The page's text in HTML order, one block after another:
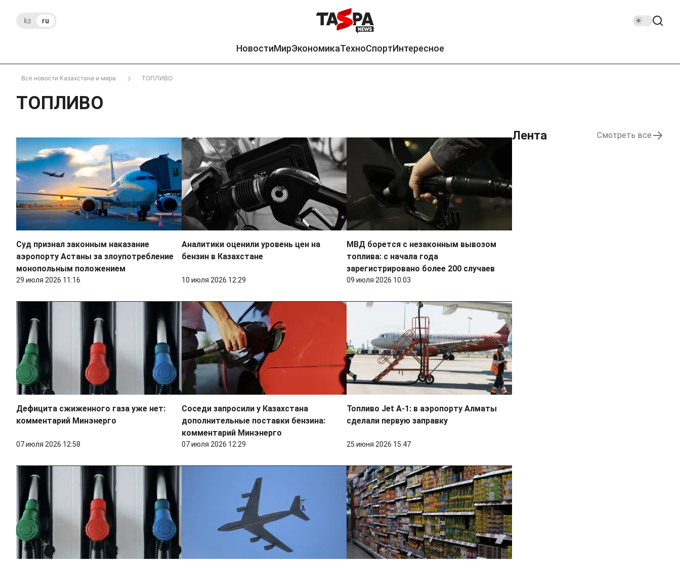
kz ru
НовостиМирЭкономикаТехноСпортИнтересное
Все новости Казахстана и мира ТОПЛИВО
ТОПЛИВО
Суд признал законным наказание
аэропорту Астаны за злоупотребление
монопольным положением
29 июля 2026 11:16
Аналитики оценили уровень цен на
бензин в Казахстане
10 июля 2026 12:29
МВД борется с незаконным вывозом
топлива: с начала года
зарегистрировано более 200 случаев
09 июля 2026 10:03
Дефицита сжиженного газа уже нет:
комментарий Минэнерго
07 июля 2026 12:58
Соседи запросили у Казахстана
дополнительные поставки бензина:
комментарий Минэнерго
07 июля 2026 12:29
Топливо Jet A-1: в аэропорту Алматы
сделали первую заправку
25 июня 2026 15:47
Лента Смотреть все